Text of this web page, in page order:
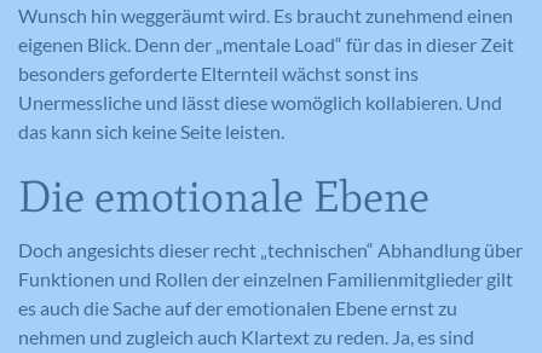
Wunsch hin weggeräumt wird. Es braucht zunehmend einen
eigenen Blick. Denn der „mentale Load“ für das in dieser Zeit
besonders geforderte Elternteil wächst sonst ins
Unermessliche und lässt diese womöglich kollabieren. Und
das kann sich keine Seite leisten.
Die emotionale Ebene
Doch angesichts dieser recht „technischen“ Abhandlung über
Funktionen und Rollen der einzelnen Familienmitglieder gilt
es auch die Sache auf der emotionalen Ebene ernst zu
nehmen und zugleich auch Klartext zu reden. Ja, es sind